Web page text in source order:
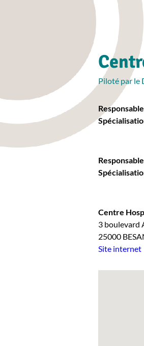
Piloté par le
Centre
3 boulevard
25000
Site internet